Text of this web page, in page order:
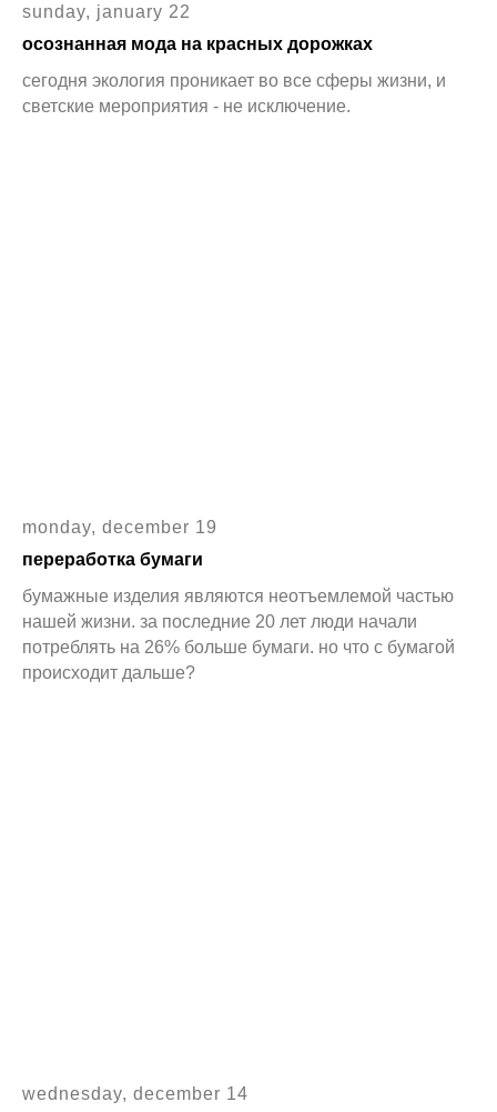
sunday, january 22
осознанная мода на красных дорожках
сегодня экология проникает во все сферы жизни, и
светские мероприятия - не исключение.
monday, december 19
переработка бумаги
бумажные изделия являются неотъемлемой частью
нашей жизни. за последние 20 лет люди начали
потреблять на 26% больше бумаги. но что с бумагой
происходит дальше?
wednesday, december 14